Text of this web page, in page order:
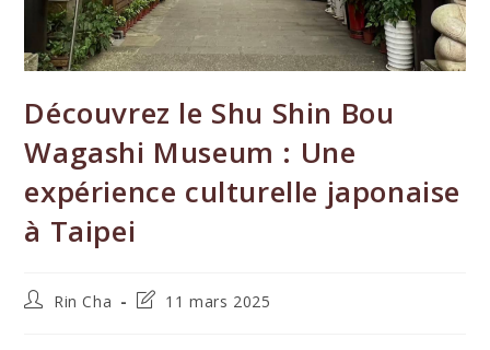
Découvrez le Shu Shin Bou
Wagashi Museum : Une
expérience culturelle japonaise
à Taipei
Auteur/autrice
Rin Cha
Dernière
11 mars 2025